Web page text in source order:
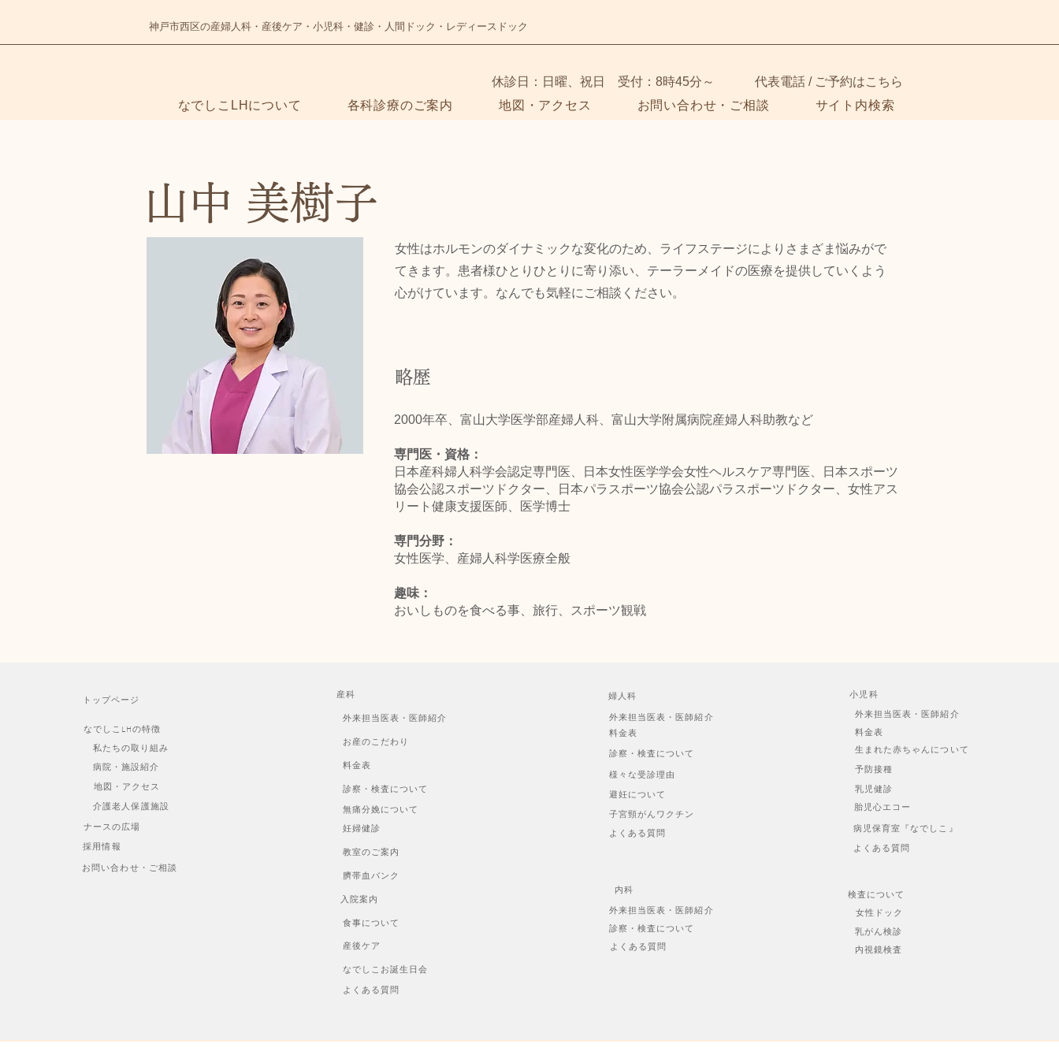
神戸市西区の産婦人科・産後ケア・小児科・健診・人間ドック・レディースドック
NADESHIKO
​休診日：日曜、祝日 受付：8時45分～
代表電話 / ご予約はこちら
なでしこLHについて
各科診療のご案内 地図・アクセス お問い合わせ・ご相談 サイト内検索
山中 美樹子
女性はホルモンのダイナミックな変化のため、ライフステージによりさまざま悩みがで
てきます。患者様ひとりひとりに寄り添い、テーラーメイドの医療を提供していくよう
心がけています。なんでも気軽にご相談ください。
略歴
2000年卒、富山大学医学部産婦人科、富山大学附属病院産婦人科助教など
専門医・資格：
日本産科婦人科学会認定専門医、日本女性医学学会女性ヘルスケア専門医、日本スポーツ
協会公認スポーツドクター、日本パラスポーツ協会公認パラスポーツドクター、女性アス
リート健康支援医師、医学博士
専門分野：
女性医学、産婦人科学医療全般
趣味：
おいしものを食べる事、旅行、スポーツ観戦
トップページ
なでしこLHの特徴
私たちの取り組み
病院・施設紹介
地図・アクセス
介護老人保護施設
ナースの広場
採用情報
お問い合わせ・ご相談
産科
外来担当医表・医師紹介
お産のこだわり
料金表
診察・検査について
無痛分娩について
妊婦健診
教室のご案内
臍帯血バンク
入院案内
食事について
産後ケア
なでしこお誕生日会
よくある質問
婦人科
外来担当医表・医師紹介
料金表
診察・検査について
様々な受診理由
避妊について
子宮頸がんワクチン
よくある質問
内科
外来担当医表・医師紹介
診察・検査について
よくある質問
小児科
外来担当医表・医師紹介
料金表
生まれた赤ちゃんについて
予防接種
乳児健診
胎児心エコー
病児保育室『なでしこ』
よくある質問
検査について
女性ドック
乳がん検診
内視鏡検査